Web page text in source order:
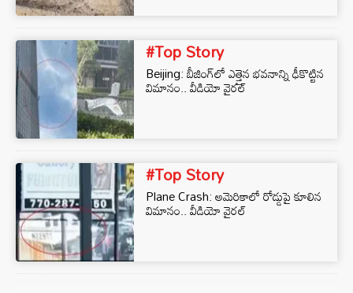
#Top Story
Beijing: బీజింగ్‌లో ఎత్తైన భవనాన్ని ఢీకొట్టిన
విమానం.. వీడియో వైరల్
#Top Story
Plane Crash: అమెరికాలో రోడ్డుపై కూలిన
విమానం.. వీడియో వైరల్